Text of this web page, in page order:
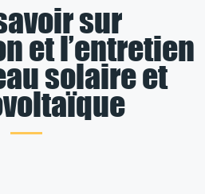
sur
et l’entretien
solaire et